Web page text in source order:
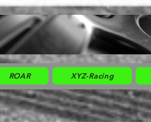
ROAR XYZ-Racing